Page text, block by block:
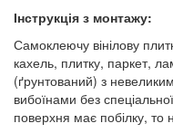
Інструкція з монтажу:
Самоклеючу вінілову
кахель, плитку, паркет,
(ґрунтований) з
вибоїнами без
поверхня має побілку, то